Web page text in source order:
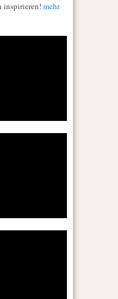
inspirieren! mehr